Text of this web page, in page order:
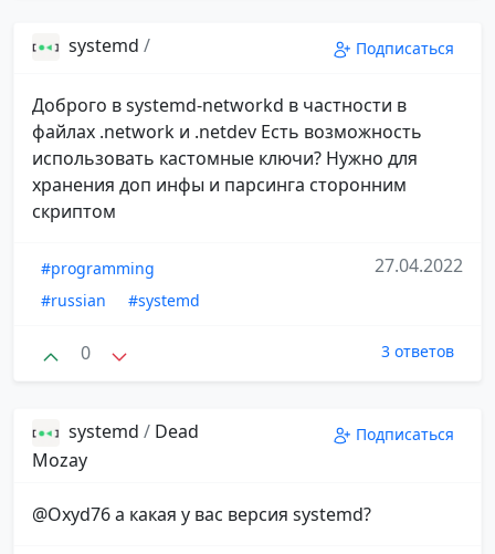
systemd / Подписаться
Доброго в systemd-networkd в частности в
файлах .network и .netdev Есть возможность
использовать кастомные ключи? Нужно для
хранения доп инфы и парсинга сторонним
скриптом
#programming
#russian
#systemd
27.04.2022
0 3 ответов
systemd / Dead
Mozay
Подписаться
@Oxyd76 а какая у вас версия systemd?